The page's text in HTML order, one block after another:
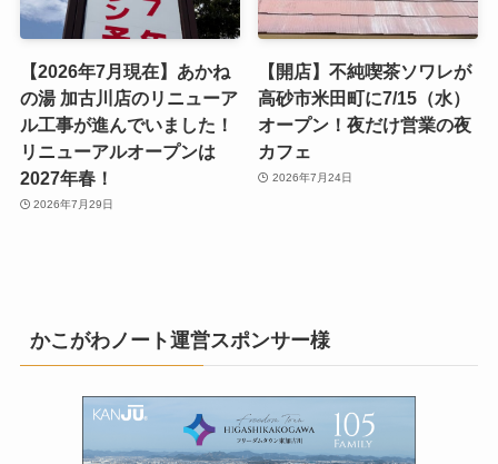
【2026年7月現在】あかね
の湯 加古川店のリニューア
ル工事が進んでいました！
リニューアルオープンは
2027年春！
2026年7月29日
【開店】不純喫茶ソワレが
高砂市米田町に7/15（水）
オープン！夜だけ営業の夜
カフェ
2026年7月24日
かこがわノート運営スポンサー様